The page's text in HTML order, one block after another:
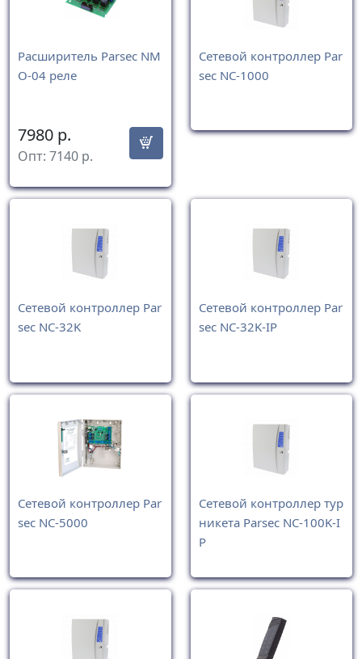
Расширитель Parsec NM
O-04 реле
7980 р.
Опт: 7140 р.
Сетевой контроллер Par
sec NC-1000
Сетевой контроллер Par
sec NC-32K
Сетевой контроллер Par
sec NC-32K-IP
Сетевой контроллер Par
sec NC-5000
Сетевой контроллер тур
никета Parsec NC-100K-I
P